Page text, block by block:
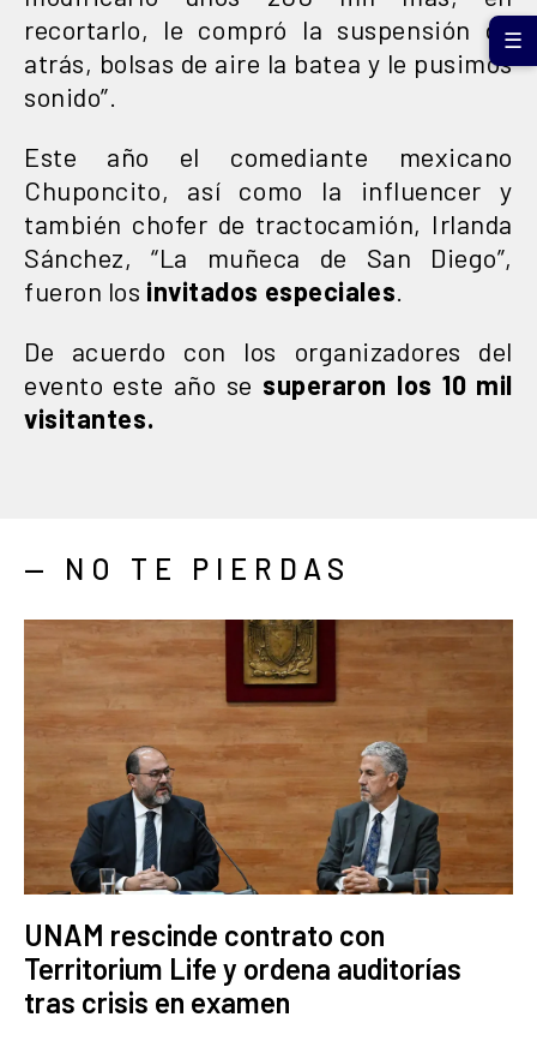
recortarlo, le compró la suspensión de
atrás, bolsas de aire la batea y le pusimos
sonido”.
Este año el comediante mexicano
Chuponcito, así como la influencer y
también chofer de tractocamión, Irlanda
Sánchez, “La muñeca de San Diego”,
fueron los invitados especiales
De acuerdo con los organizadores del
evento este año se superaron los 10 mil
visitantes.
— NO TE PIERDAS
UNAM rescinde contrato con
Territorium Life y ordena auditorías
tras crisis en examen
☰